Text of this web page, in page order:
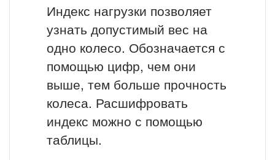
Индекс нагрузки позволяет
узнать допустимый вес на
одно колесо. Обозначается с
помощью цифр, чем они
выше, тем больше прочность
колеса. Расшифровать
индекс можно с помощью
таблицы.